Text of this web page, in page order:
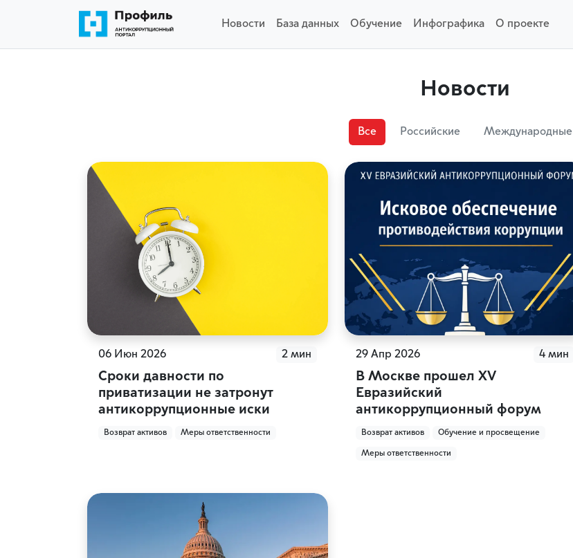
Новости База данных Обучение Инфографика О проекте
Новости
Все Российские Международные
06 Июн 2026 2 мин
Сроки давности по
приватизации не затронут
антикоррупционные иски
Возврат активов Меры ответственности
29 Апр 2026 4 мин
В Москве прошел XV
Евразийский
антикоррупционный форум
Возврат активов Обучение и просвещение
Меры ответственности